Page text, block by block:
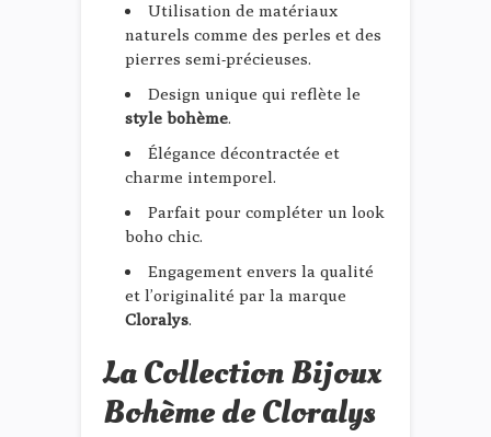
Utilisation de matériaux
naturels comme des perles et des
pierres semi-précieuses.
Design unique qui reflète le
style bohème.
Élégance décontractée et
charme intemporel.
Parfait pour compléter un look
boho chic.
Engagement envers la qualité
et l’originalité par la marque
Cloralys.
La Collection Bijoux
Bohème de Cloralys